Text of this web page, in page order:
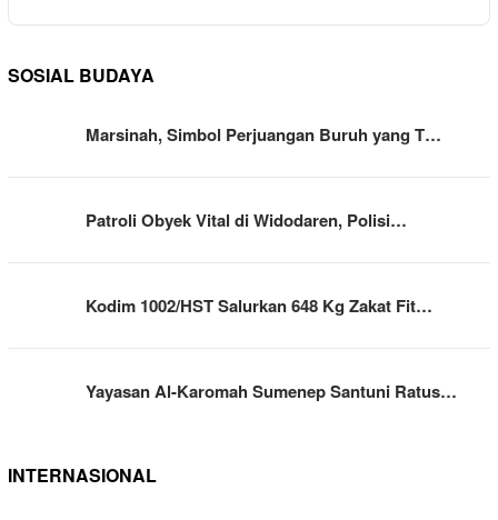
SOSIAL BUDAYA
Marsinah, Simbol Perjuangan Buruh yang T…
Patroli Obyek Vital di Widodaren, Polisi…
Kodim 1002/HST Salurkan 648 Kg Zakat Fit…
Yayasan Al-Karomah Sumenep Santuni Ratus…
INTERNASIONAL